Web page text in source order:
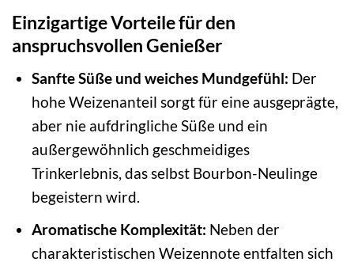
Einzigartige Vorteile für den
anspruchsvollen Genießer
Sanfte Süße und weiches Mundgefühl: Der
hohe Weizenanteil sorgt für eine ausgeprägte,
aber nie aufdringliche Süße und ein
außergewöhnlich geschmeidiges
Trinkerlebnis, das selbst Bourbon-Neulinge
begeistern wird.
Aromatische Komplexität: Neben der
charakteristischen Weizennote entfalten sich